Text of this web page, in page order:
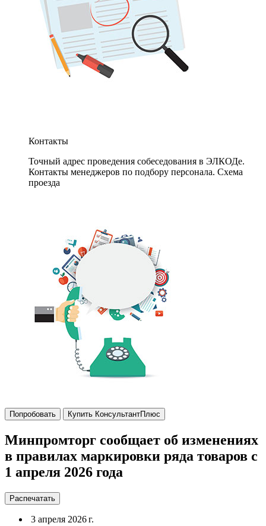
Контакты
Точный адрес проведения собеседования в ЭЛКОДе.
Контакты менеджеров по подбору персонала. Схема
проезда
Попробовать Купить КонсультантПлюс
Минпромторг сообщает об изменениях
в правилах маркировки ряда товаров с
1 апреля 2026 года
Распечатать
3 апреля 2026 г.